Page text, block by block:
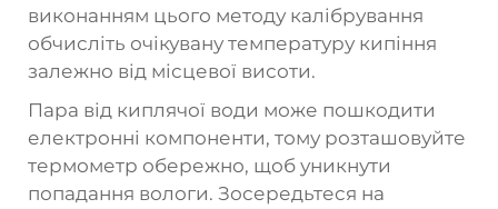
виконанням цього методу калібрування
обчисліть очікувану температуру кипіння
залежно від місцевої висоти.
Пара від киплячої води може пошкодити
електронні компоненти, тому розташовуйте
термометр обережно, щоб уникнути
попадання вологи. Зосередьтеся на